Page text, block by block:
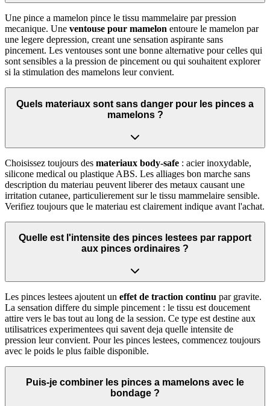
Une pince a mamelon pince le tissu mammelaire par pression
mecanique. Une ventouse pour mamelon entoure le mamelon par
une legere depression, creant une sensation aspirante sans
pincement. Les ventouses sont une bonne alternative pour celles qui
sont sensibles a la pression de pincement ou qui souhaitent explorer
si la stimulation des mamelons leur convient.
Quels materiaux sont sans danger pour les pinces a
mamelons ?
Choisissez toujours des materiaux body-safe : acier inoxydable,
silicone medical ou plastique ABS. Les alliages bon marche sans
description du materiau peuvent liberer des metaux causant une
irritation cutanee, particulierement sur le tissu mammelaire sensible.
Verifiez toujours que le materiau est clairement indique avant l'achat.
Quelle est l'intensite des pinces lestees par rapport
aux pinces ordinaires ?
Les pinces lestees ajoutent un effet de traction continu par gravite.
La sensation differe du simple pincement : le tissu est doucement
attire vers le bas tout au long de la session. Ce type est destine aux
utilisatrices experimentees qui savent deja quelle intensite de
pression leur convient. Pour les pinces lestees, commencez toujours
avec le poids le plus faible disponible.
Puis-je combiner les pinces a mamelons avec le
bondage ?